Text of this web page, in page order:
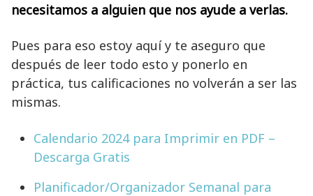
necesitamos a alguien que nos ayude a verlas.
Pues para eso estoy aquí y te aseguro que
después de leer todo esto y ponerlo en
práctica, tus calificaciones no volverán a ser las
mismas.
Calendario 2024 para Imprimir en PDF –
Descarga Gratis
Planificador/Organizador Semanal para